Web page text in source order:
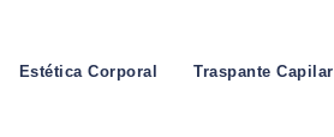
Estética Corporal Traspante Capilar